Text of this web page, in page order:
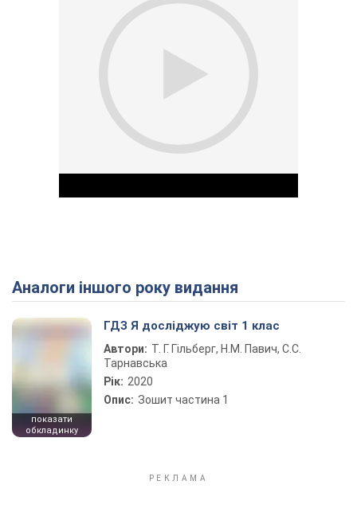
Play Video
Аналоги іншого року видання
показати
обкладинку
ГДЗ Я досліджую світ 1 клас
Автори: Т. Г. Гільберг, Н.М. Павич, С.С.
Тарнавська
Рік: 2020
Опис: Зошит частина 1